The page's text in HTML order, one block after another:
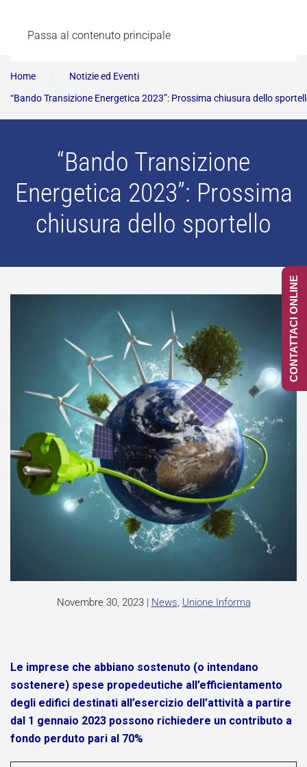
Passa al contenuto principale
Home
Notizie ed Eventi
“Bando Transizione Energetica 2023”: Prossima chiusura dello
“Bando Transizione
Energetica 2023”: Prossima
chiusura dello sportello
Novembre 30, 2023| News, Unione Informa
Le imprese che abbiano sostenuto (o intendano
sostenere) spese propedeutiche all’efficientamento
degli edifici destinati all’esercizio dell’attività a partire
dal 1 gennaio 2023 possono richiedere un contributo a
fondo perduto pari al 70%
CONTATTACI ONLINE